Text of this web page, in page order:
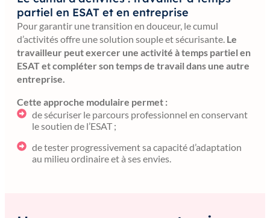
partiel en ESAT et en entreprise
Pour garantir une transition en douceur, le cumul
d’activités offre une solution souple et sécurisante. Le
travailleur peut exercer une activité à temps partiel en
ESAT et compléter son temps de travail dans une autre
entreprise.
Cette approche modulaire permet :
de sécuriser le parcours professionnel en conservant
le soutien de l’ESAT ;
de tester progressivement sa capacité d’adaptation
au milieu ordinaire et à ses envies.